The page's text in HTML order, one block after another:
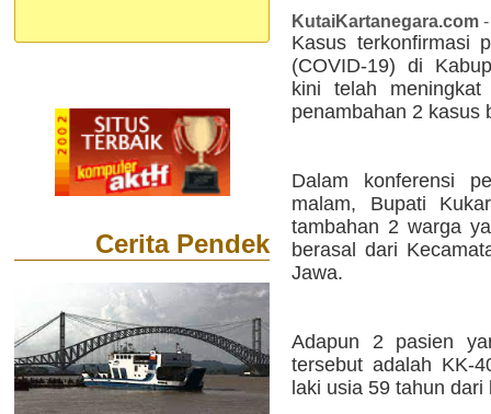
Cerita Pendek
KutaiKartanegara.com
Kasus terkonfirmasi
(COVID-19) di
kini telah
penambahan 2 kasus
Dalam konferensi
malam, Bupati
tambahan 2 warga
berasal dari
Jawa.
Adapun 2 pasien
tersebut adalah KK-
laki usia 59 tahun